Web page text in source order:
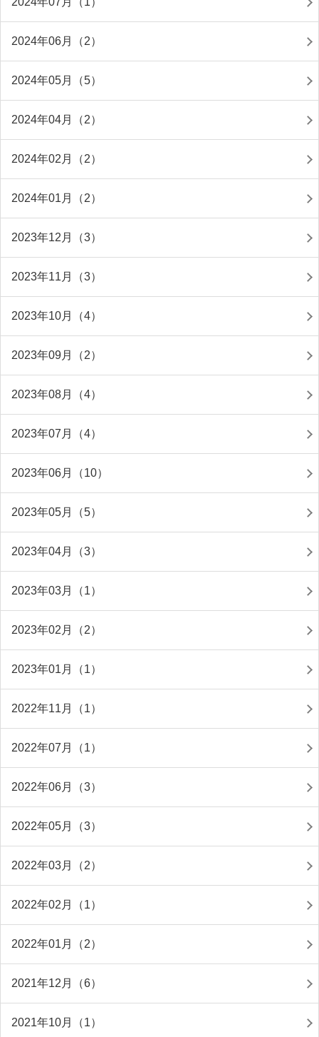
2024年06月（2）
2024年05月（5）
2024年04月（2）
2024年02月（2）
2024年01月（2）
2023年12月（3）
2023年11月（3）
2023年10月（4）
2023年09月（2）
2023年08月（4）
2023年07月（4）
2023年06月（10）
2023年05月（5）
2023年04月（3）
2023年03月（1）
2023年02月（2）
2023年01月（1）
2022年11月（1）
2022年07月（1）
2022年06月（3）
2022年05月（3）
2022年03月（2）
2022年02月（1）
2022年01月（2）
2021年12月（6）
2021年10月（1）